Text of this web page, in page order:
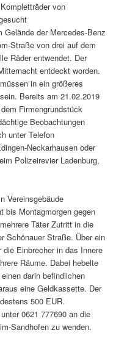
von
Gelände der Mercedes-Benz
Straße von drei auf dem
Räder entwendet. Der
entdeckt worden.
in ein größeres
Bereits am 21.02.2019
Firmengrundstück
Beobachtungen
unter Telefon
Neckarhausen oder
Polizeirevier Ladenburg,
Vereinsgebäude
bis Montagmorgen gegen
Täter Zutritt in die
Schönauer Straße. Über ein
Einbrecher in das Innere
Räume. Dabei hebelte
darin befindlichen
eine Geldkassette. Der
500 EUR.
0621 777690 an die
Sandhofen zu wenden.